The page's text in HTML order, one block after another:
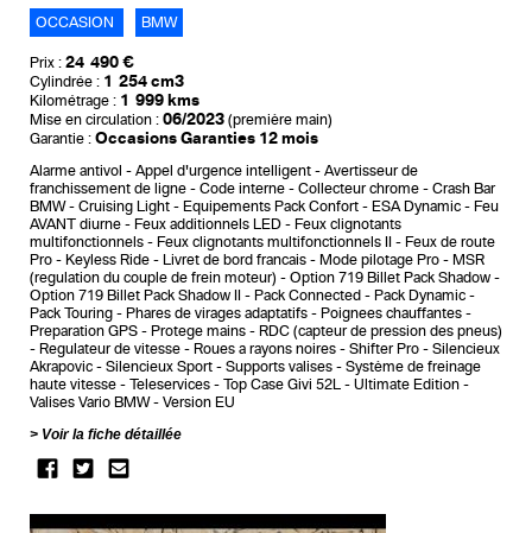
OCCASION BMW
Prix : 24 490 €
Cylindrée : 1 254 cm3
Kilométrage : 1 999 kms
Mise en circulation : 06/2023 (première main)
Garantie : Occasions Garanties 12 mois
Alarme antivol Appel d'urgence intelligent
Avertisseur de
franchissement de ligne
Code interne Collecteur chrome
Crash Bar
BMW
Cruising Light Equipements Pack Confort ESA Dynamic
Feu
AVANT diurne
Feux additionnels LED
Feux clignotants
multifonctionnels
Feux clignotants multifonctionnels II
Feux de route
Pro
Keyless Ride Livret de bord francais Mode pilotage Pro
MSR
(regulation du couple de frein moteur)
Option 719 Billet Pack Shadow
Option 719 Billet Pack Shadow II
Pack Connected
Pack Dynamic
Pack Touring
Phares de virages adaptatifs
Poignees chauffantes
Preparation GPS
Protege mains
RDC (capteur de pression des pneus)
Regulateur de vitesse
Roues a rayons noires Shifter Pro
Silencieux
Akrapovic
Silencieux Sport Supports valises
Système de freinage
haute vitesse
Teleservices Top Case Givi 52L
Ultimate Edition
Valises Vario BMW
Version EU
Voir la fiche détaillée